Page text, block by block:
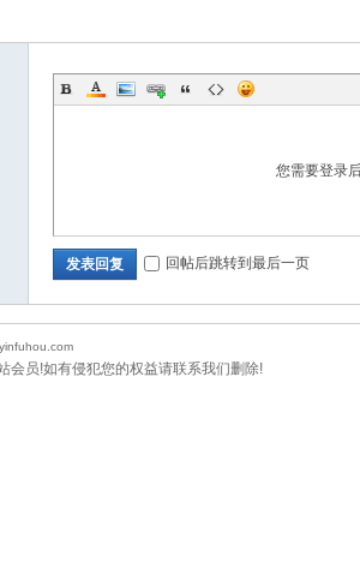
您需要登录
发表回复 回帖后跳转到最后一页
会员!如有侵犯您的权益请联系我们删除!